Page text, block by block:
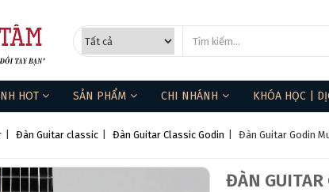
HOT SẢN PHẨM CHI NHÁNH KHÓA HỌC |
Đàn Guitar classic Đàn Guitar Classic Godin Đàn Guitar Godin
ĐÀN GUITAR